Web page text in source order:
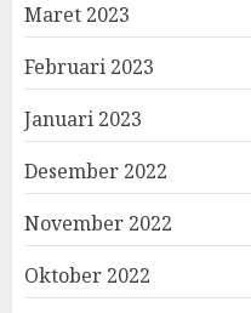
Maret 2023
Februari 2023
Januari 2023
Desember 2022
November 2022
Oktober 2022